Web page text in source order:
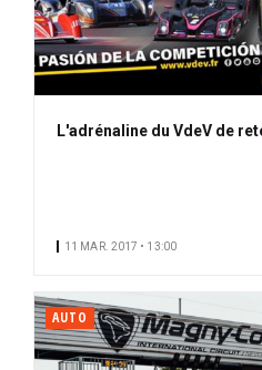
L'adrénaline du VdeV de
11 MAR. 2017 • 13:00
AUTO